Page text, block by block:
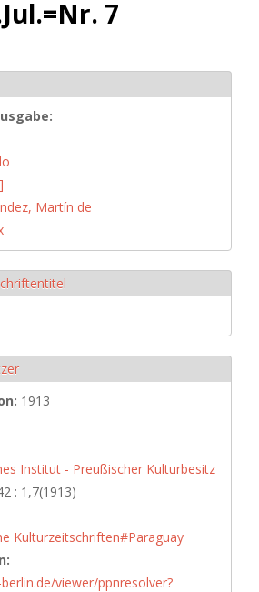
7
Martín de
1913
Institut - Preußischer Kulturbesitz
: 1,7(1913)
Kulturzeitschriften#Paraguay
viewer/ppnresolver?